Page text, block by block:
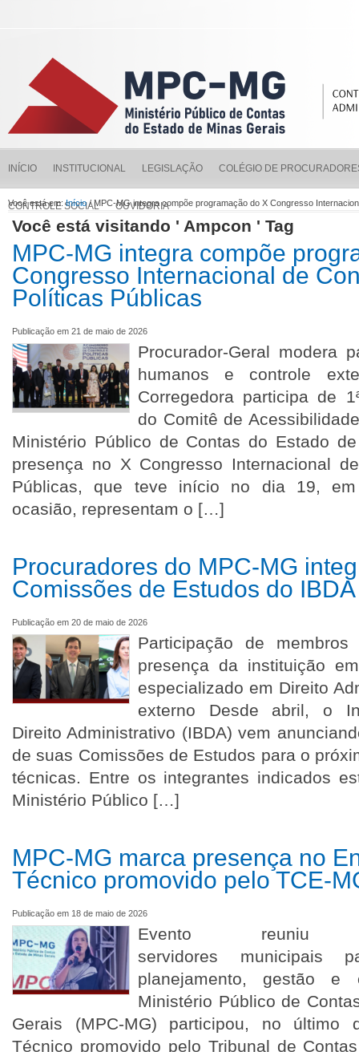
INÍCIO INSTITUCIONAL LEGISLAÇÃO COLÉGIO DE
CONTROLE SOCIAL OUVIDORIA
Você está em:Início/ MPC-MG integra compõe programação do X Congresso
Você está visitando ' Ampcon ' Tag
MPC-MG integra compõe
Congresso Internacional de
Políticas Públicas
Publicação em 21 de maio de 2026
Procurador-Geral modera
humanos e controle
Corregedora participa de
do Comitê de
Ministério Público de Contas do Estado
presença no X Congresso Internacional
Públicas, que teve início no dia 19,
ocasião, representam o […]
Procuradores do MPC-MG
Comissões de Estudos do IBDA
Publicação em 20 de maio de 2026
Participação de
presença da instituição
especializado em Direito
externo Desde abril, o
Direito Administrativo (IBDA) vem
de suas Comissões de Estudos para o
técnicas. Entre os integrantes indicados
Ministério Público […]
MPC-MG marca presença no
Técnico promovido pelo TCE-
Publicação em 18 de maio de 2026
Evento
servidores municipais
planejamento, gestão
Ministério Público de
Gerais (MPC-MG) participou, no último
Técnico promovido pelo Tribunal de